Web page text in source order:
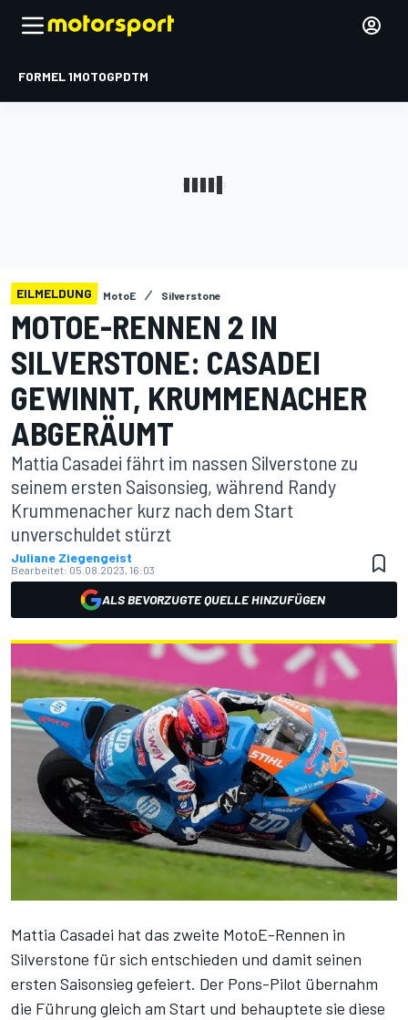
FORMEL 1MOTOGPDTM
EILMELDUNG MotoE Silverstone
MOTOE-RENNEN 2 IN
SILVERSTONE: CASADEI
GEWINNT, KRUMMENACHER
ABGERÄUMT
Mattia Casadei fährt im nassen Silverstone zu
seinem ersten Saisonsieg, während Randy
Krummenacher kurz nach dem Start
unverschuldet stürzt
Juliane Ziegengeist
Bearbeitet: 05.08.2023, 16:03
ALS BEVORZUGTE QUELLE HINZUFÜGEN
Mattia Casadei hat das zweite MotoE-Rennen in
Silverstone für sich entschieden und damit seinen
ersten Saisonsieg gefeiert. Der Pons-Pilot übernahm
die Führung gleich am Start und behauptete sie diese